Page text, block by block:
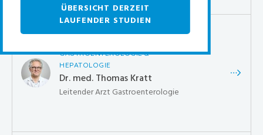
GASTROENTEROLOGIE &
HEPATOLOGIE
Dr. med. Thomas Kratt
Leitender Arzt Gastroenterologie
ÜBERSICHT DERZEIT
LAUFENDER STUDIEN